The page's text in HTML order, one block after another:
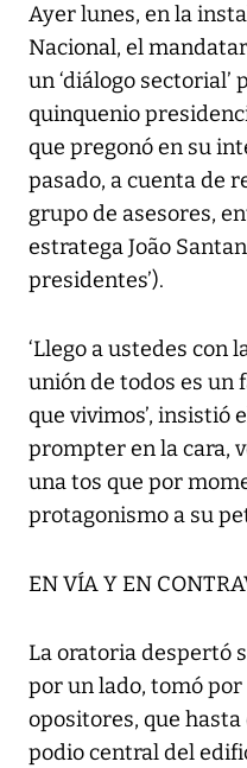
Ayer lunes, en la
Nacional, el
un ‘diálogo
quinquenio
que pregonó en su
pasado, a cuenta de
grupo de asesores,
estratega João
presidentes’).
‘Llego a ustedes con
unión de todos es un
que vivimos’, insistió
prompter en la cara,
una tos que por
protagonismo a su
EN VÍA Y EN
La oratoria despertó
por un lado, tomó
opositores, que
podio central del